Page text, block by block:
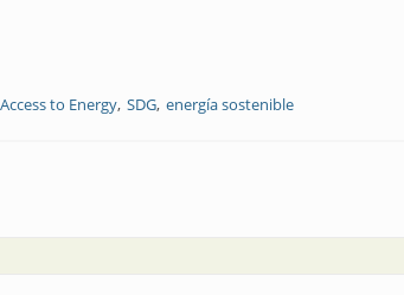
Access to Energy SDG energía sostenible